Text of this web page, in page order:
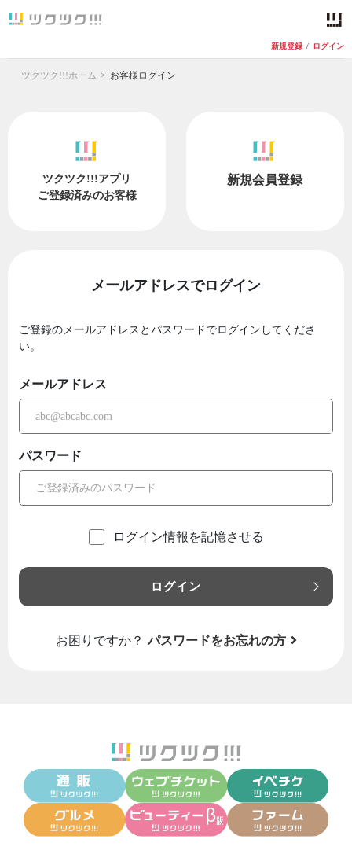
新規登録 / ログイン
ツクツク!!!ホーム お客様ログイン
ツクツク!!!アプリ
ご登録済みのお客様
新規会員登録
メールアドレスでログイン
ご登録のメールアドレスとパスワードでログインしてくださ
い。
メールアドレス
パスワード
ログイン情報を記憶させる
ログイン
お困りですか？ パスワードをお忘れの方